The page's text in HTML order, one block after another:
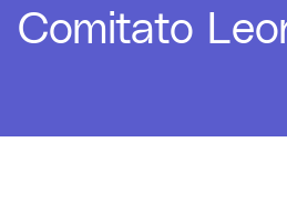
Comitato